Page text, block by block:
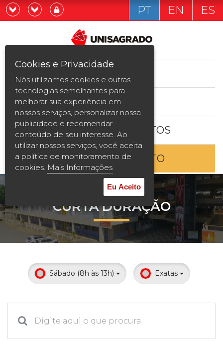
Graduação
Pós-graduação e MBA
Curta Duração
Vestibular
2ª Graduação
Transferência
Reingresso
Prouni
Desconto de pontualidade
Calendário acadêmico
Já sou estudande
Quero ser estudante
PT EN ES
ESTUDE AQUI
BOLSAS E DESCONTOS
ENTRE EM CONTATO
CURTA DURAÇÃO
Sábado (8h às 13h) Exatas
Cookies e Privacidade
Nós utilizamos cookies e outras
tecnologias semelhantes para
melhorar sua experiência em
nossos serviços, personalizar nossa
publicidade e recomendar
conteúdo de seu interesse. Ao
utilizar nossos serviços, você aceita
a política de monitoramento de
cookies. Mais Informações
Eu Aceito